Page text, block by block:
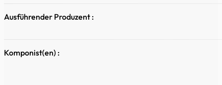
Ausführender Produzent :
Komponist(en) :